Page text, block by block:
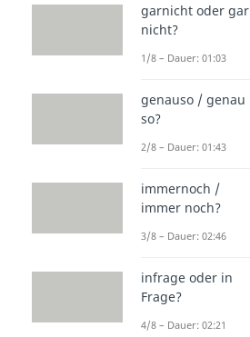
garnicht oder gar
nicht?
1/8 – Dauer: 01:03
genauso / genau
so?
2/8 – Dauer: 01:43
immernoch /
immer noch?
3/8 – Dauer: 02:46
infrage oder in
Frage?
4/8 – Dauer: 02:21